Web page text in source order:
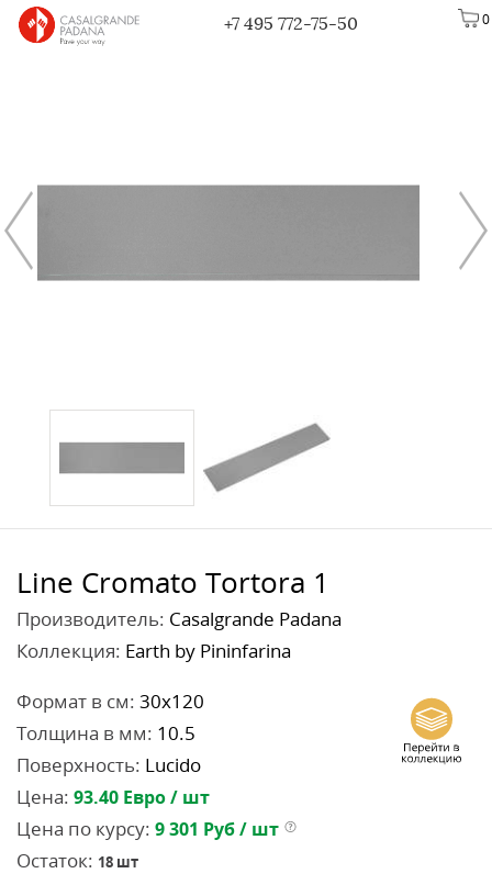
0
+7 495 772-75-50
Line Cromato Tortora 1
Производитель: Casalgrande Padana
Коллекция: Earth by Pininfarina
Формат в см: 30x120
Толщина в мм: 10.5
Поверхность: Lucido
Цена: 93.40 Евро / шт
Цена по курсу: 9 301 Руб / шт
Остаток: 18 шт